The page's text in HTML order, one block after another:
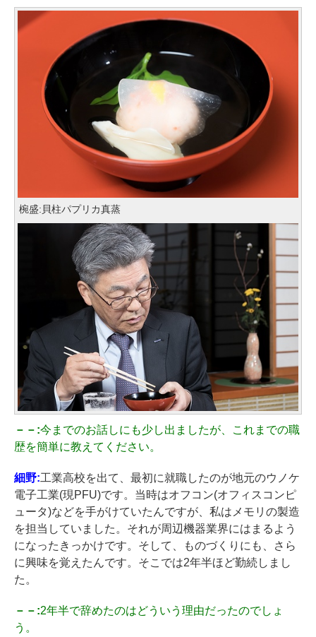
椀盛:貝柱パプリカ真蒸
－－:今までのお話しにも少し出ましたが、これまでの職
歴を簡単に教えてください。
細野:工業高校を出て、最初に就職したのが地元のウノケ
電子工業(現PFU)です。当時はオフコン(オフィスコンピ
ュータ)などを手がけていたんですが、私はメモリの製造
を担当していました。それが周辺機器業界にはまるよう
になったきっかけです。そして、ものづくりにも、さら
に興味を覚えたんです。そこでは2年半ほど勤続しまし
た。
－－:2年半で辞めたのはどういう理由だったのでしょ
う。